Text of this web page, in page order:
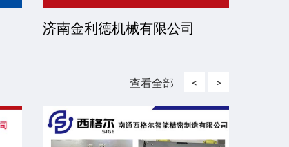
济南金利德机械有限公司
查看全部 < >